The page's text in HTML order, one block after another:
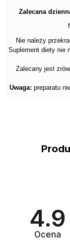
Zalecana
Nie należy
Suplement diety nie
Zalecany jest
Uwaga: preparatu
4.9
Ocena